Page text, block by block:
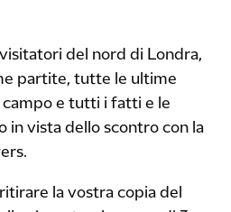
del nord di Londra,
partite, tutte le ultime
e tutti i fatti e le
in vista dello scontro con la
la vostra copia del